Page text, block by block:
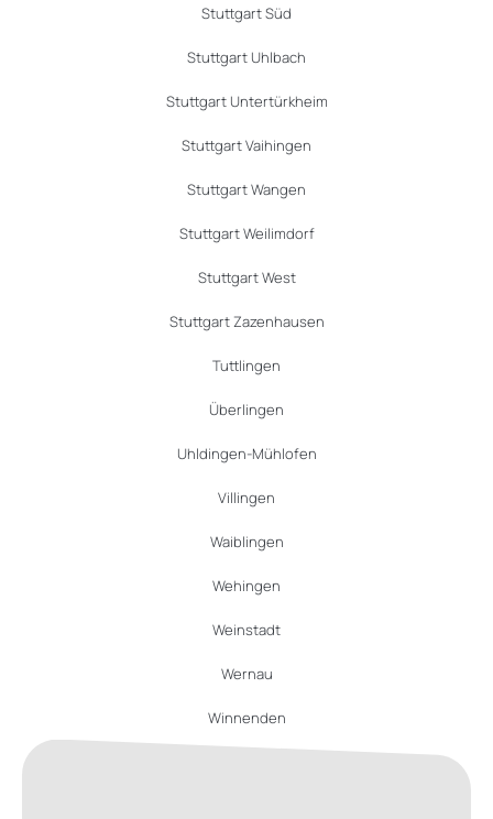
Stuttgart Süd
Stuttgart Uhlbach
Stuttgart Untertürkheim
Stuttgart Vaihingen
Stuttgart Wangen
Stuttgart Weilimdorf
Stuttgart West
Stuttgart Zazenhausen
Tuttlingen
Überlingen
Uhldingen-Mühlofen
Villingen
Waiblingen
Wehingen
Weinstadt
Wernau
Winnenden